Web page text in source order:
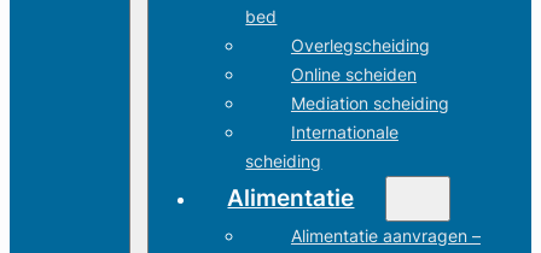
bed
Overlegscheiding
Online scheiden
Mediation scheiding
Internationale
scheiding
Alimentatie
Alimentatie aanvragen –